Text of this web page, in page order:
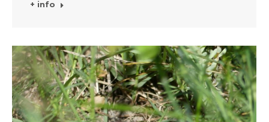
+ info